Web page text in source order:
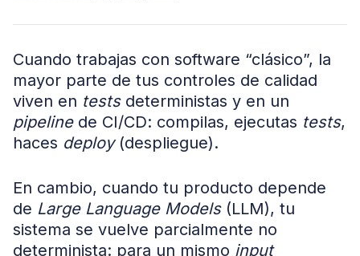
Cuando trabajas con software “clásico”, la
mayor parte de tus controles de calidad
viven en testsdeterministas y en un
pipelinede CI/CD: compilas, ejecutas tests,
haces deploy(despliegue).
En cambio, cuando tu producto depende
de Large Language Models(LLM), tu
sistema se vuelve parcialmente no
determinista: para un mismo input